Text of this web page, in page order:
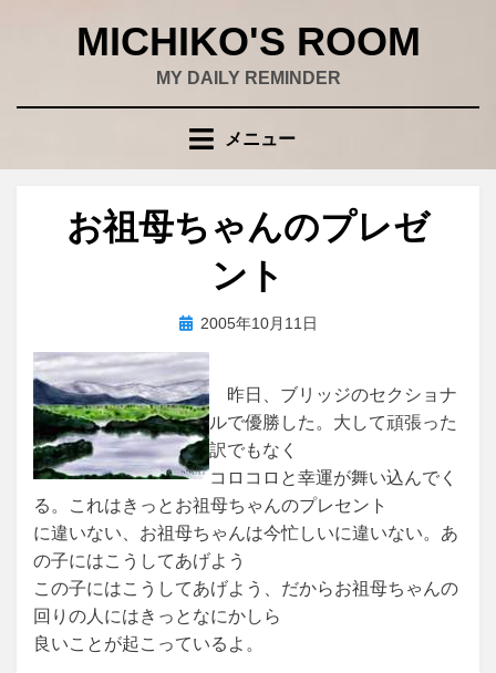
MICHIKO'S ROOM
MY DAILY REMINDER
メニュー
お祖母ちゃんのプレゼ
ント
投稿者wad
投
日:
2005年10月11日
昨日、ブリッジのセクショナ
ルで優勝した。大して頑張った
訳でもなく
コロコロと幸運が舞い込んでく
る。これはきっとお祖母ちゃんのプレセント
に違いない、お祖母ちゃんは今忙しいに違いない。あ
の子にはこうしてあげよう
この子にはこうしてあげよう、だからお祖母ちゃんの
回りの人にはきっとなにかしら
良いことが起こっているよ。